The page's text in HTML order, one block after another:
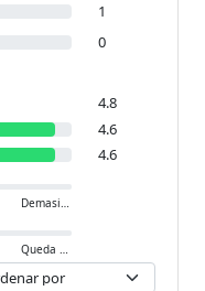
1
0
4.8
4.6
4.6
Demasiado grande
Queda holgado